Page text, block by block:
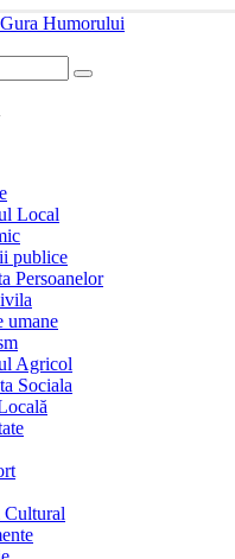
Local
publice
Persoanelor
umane
Agricol
Sociala
Cultural